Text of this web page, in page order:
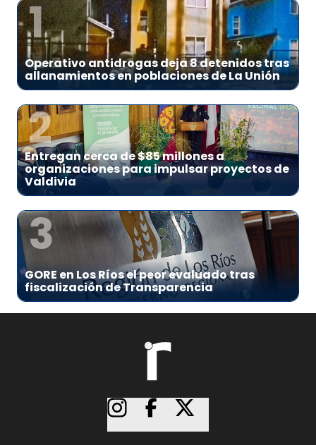
1
Operativo antidrogas deja 8 detenidos tras
allanamientos en poblaciones de La Unión
2
Entregan cerca de $85 millones a
organizaciones para impulsar proyectos de
Valdivia
3
GORE en Los Ríos el peor evaluado tras
fiscalización de Transparencia